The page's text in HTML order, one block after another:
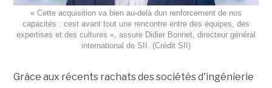
« Cette acquisition va bien au-delà dun renforcement de nos
capacités : cest avant tout une rencontre entre des équipes, des
expertises et des cultures », assure Didier Bonnet, directeur général
international de SII. (Crédit SII)
Grâce aux récents rachats des sociétés d'ingénierie